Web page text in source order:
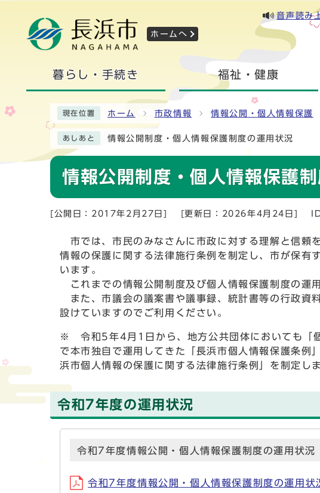
ホームへ
音声読み
暮らし・手続き 福祉・健康
現在位置 ホーム 市政情報 情報公開・個人情報保護
あしあと 情報公開制度・個人情報保護制度の運用状況
情報公開制度・個人情報保護
[公開日：2017年2月27日] [更新日：2026年4月24日]
市では、市民のみなさんに市政に対する理解と信頼
情報の保護に関する法律施行条例を制定し、市が保有
います。
これまでの情報公開制度及び個人情報保護制度の運
また、市議会の議案書や議事録、統計書等の行政資
設けていますのでご利用ください。
※ 令和5年4月1日から、地方公共団体においても「
で本市独自で運用してきた「長浜市個人情報保護条例
浜市個人情報の保護に関する法律施行条例」を制定し
令和7年度の運用状況
令和7年度情報公開・個人情報保護制度の運用状況
令和7年度情報公開・個人情報保護制度の運用